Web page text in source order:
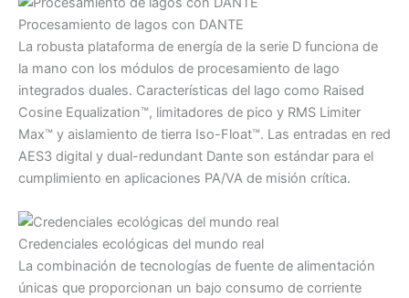
Procesamiento de lagos con DANTE
La robusta plataforma de energía de la serie D funciona de
la mano con los módulos de procesamiento de lago
integrados duales. Características del lago como Raised
Cosine Equalization™, limitadores de pico y RMS Limiter
Max™ y aislamiento de tierra Iso-Float™. Las entradas en red
AES3 digital y dual-redundant Dante son estándar para el
cumplimiento en aplicaciones PA/VA de misión crítica.
Credenciales ecológicas del mundo real
La combinación de tecnologías de fuente de alimentación
únicas que proporcionan un bajo consumo de corriente